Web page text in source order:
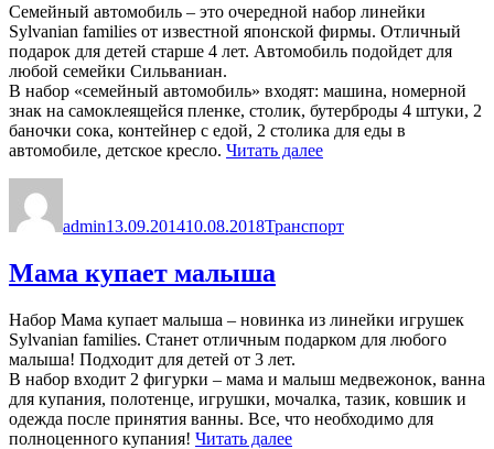
Семейный автомобиль – это очередной набор линейки
Sylvanian families от известной японской фирмы. Отличный
подарок для детей старше 4 лет. Автомобиль подойдет для
любой семейки Сильваниан.
В набор «семейный автомобиль» входят: машина, номерной
знак на самоклеящейся пленке, столик, бутерброды 4 штуки, 2
баночки сока, контейнер с едой, 2 столика для еды в
автомобиле, детское кресло. Читать далее«Семейный
admin13.09.201410.08.2018Транспорт
Мама купает малыша
Набор Мама купает малыша – новинка из линейки игрушек
Sylvanian families. Станет отличным подарком для любого
малыша! Подходит для детей от 3 лет.
В набор входит 2 фигурки – мама и малыш медвежонок, ванна
для купания, полотенце, игрушки, мочалка, тазик, ковшик и
одежда после принятия ванны. Все, что необходимо для
полноценного купания! Читать далее«Мама